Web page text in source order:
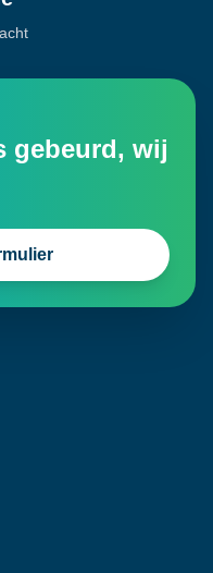
gebeurd, wij